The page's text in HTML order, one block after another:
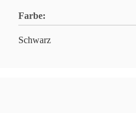
Farbe:
Schwarz